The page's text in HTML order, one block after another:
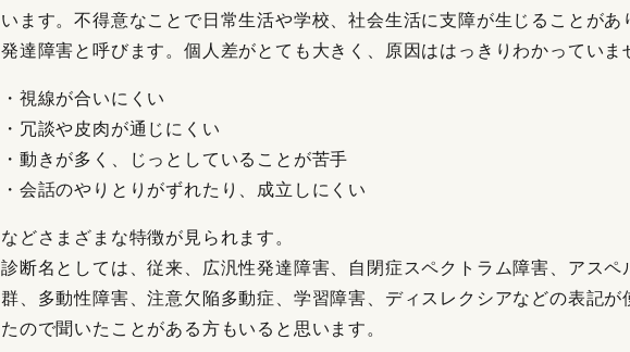
います。不得意なことで日常生活や学校、社会生活に支障が生じることがあ
発達障害と呼びます。個人差がとても大きく、原因ははっきりわかっていま
・視線が合いにくい
・冗談や皮肉が通じにくい
・動きが多く、じっとしていることが苦手
・会話のやりとりがずれたり、成立しにくい
などさまざまな特徴が見られます。
診断名としては、従来、広汎性発達障害、自閉症スペクトラム障害、アスペ
群、多動性障害、注意欠陥多動症、学習障害、ディスレクシアなどの表記が
たので聞いたことがある方もいると思います。